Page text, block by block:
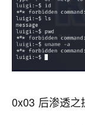
0x03 后渗透之